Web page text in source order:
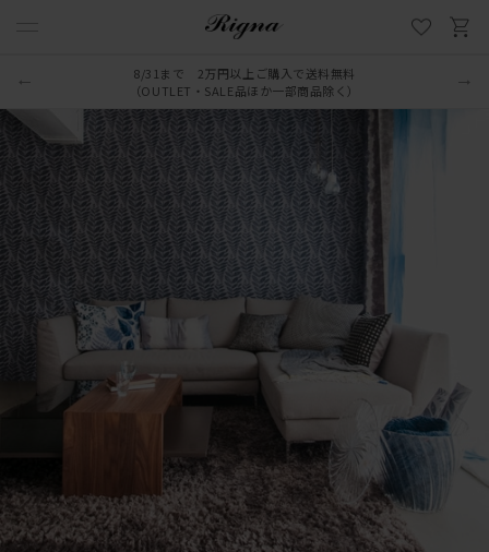
8/31まで 2万円以上ご購入で送料無料
（OUTLET・SALE品ほか一部商品除く）